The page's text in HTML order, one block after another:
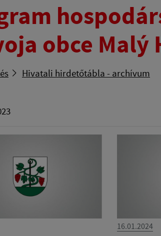
obce Malý
Hivatali hirdetőtábla - archívum
16.01.2024